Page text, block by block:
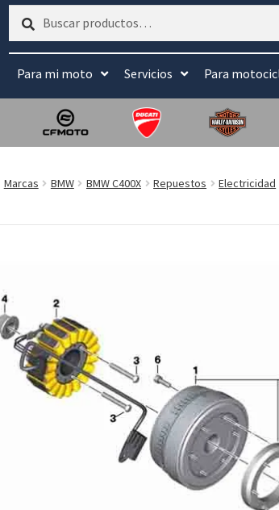
Buscar
Buscar
Para mi moto Servicios Para
Marcas BMW BMW C400X Repuestos Electricidad